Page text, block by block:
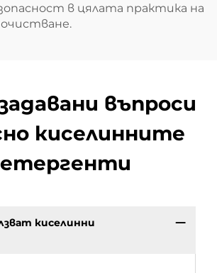
в цялата практика на
въпроси
киселинните
киселинни